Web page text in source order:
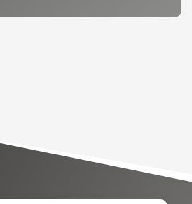
PART DES MÉNAGES SANS